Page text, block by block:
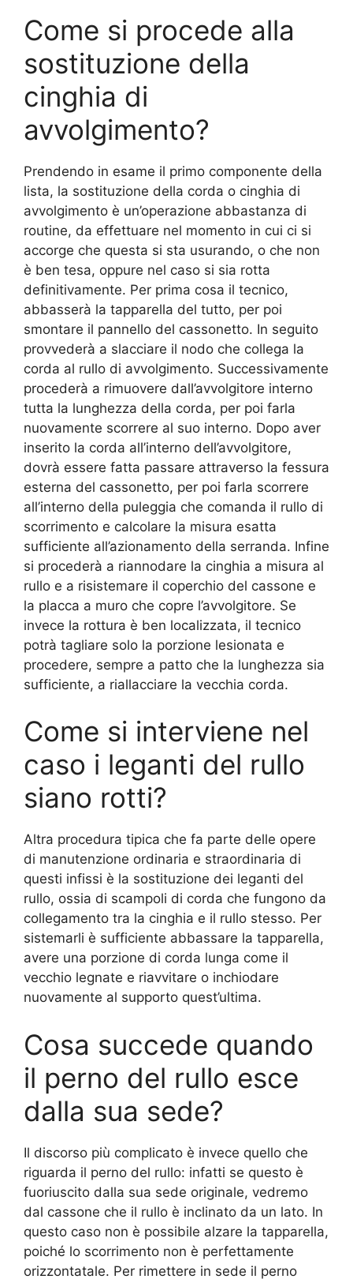
Come si procede alla
sostituzione della
cinghia di
avvolgimento?
Prendendo in esame il primo componente della
lista, la sostituzione della corda o cinghia di
avvolgimento è un’operazione abbastanza di
routine, da effettuare nel momento in cui ci si
accorge che questa si sta usurando, o che non
è ben tesa, oppure nel caso si sia rotta
definitivamente. Per prima cosa il tecnico,
abbasserà la tapparella del tutto, per poi
smontare il pannello del cassonetto. In seguito
provvederà a slacciare il nodo che collega la
corda al rullo di avvolgimento. Successivamente
procederà a rimuovere dall’avvolgitore interno
tutta la lunghezza della corda, per poi farla
nuovamente scorrere al suo interno. Dopo aver
inserito la corda all’interno dell’avvolgitore,
dovrà essere fatta passare attraverso la fessura
esterna del cassonetto, per poi farla scorrere
all’interno della puleggia che comanda il rullo di
scorrimento e calcolare la misura esatta
sufficiente all’azionamento della serranda. Infine
si procederà a riannodare la cinghia a misura al
rullo e a risistemare il coperchio del cassone e
la placca a muro che copre l’avvolgitore. Se
invece la rottura è ben localizzata, il tecnico
potrà tagliare solo la porzione lesionata e
procedere, sempre a patto che la lunghezza sia
sufficiente, a riallacciare la vecchia corda.
Come si interviene nel
caso i leganti del rullo
siano rotti?
Altra procedura tipica che fa parte delle opere
di manutenzione ordinaria e straordinaria di
questi infissi è la sostituzione dei leganti del
rullo, ossia di scampoli di corda che fungono da
collegamento tra la cinghia e il rullo stesso. Per
sistemarli è sufficiente abbassare la tapparella,
avere una porzione di corda lunga come il
vecchio legnate e riavvitare o inchiodare
nuovamente al supporto quest’ultima.
Cosa succede quando
il perno del rullo esce
dalla sua sede?
Il discorso più complicato è invece quello che
riguarda il perno del rullo: infatti se questo è
fuoriuscito dalla sua sede originale, vedremo
dal cassone che il rullo è inclinato da un lato. In
questo caso non è possibile alzare la tapparella,
poiché lo scorrimento non è perfettamente
orizzontatale. Per rimettere in sede il perno